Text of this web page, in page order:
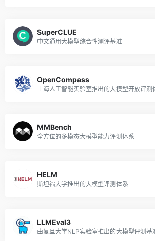
SuperCLUE
中文通用大模型综合性测评基准
OpenCompass
上海人工智能实验室推出的大模型开放评测
MMBench
全方位的多模态大模型能力评测体系
HELM
斯坦福大学推出的大模型评测体系
LLMEval3
由复旦大学NLP实验室推出的大模型评测基